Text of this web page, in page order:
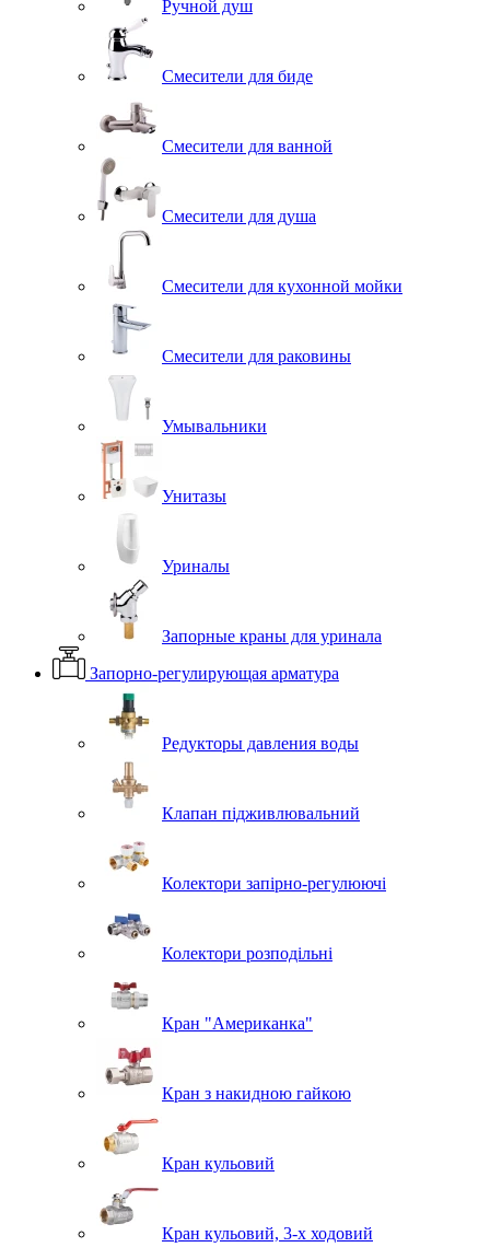
Ручной душ
Смесители для биде
Смесители для ванной
Смесители для душа
Смесители для кухонной мойки
Смесители для раковины
Умывальники
Унитазы
Уриналы
Запорные краны для уринала
Запорно-регулирующая арматура
Редукторы давления воды
Клапан підживлювальний
Колектори запірно-регулюючі
Колектори розподільні
Кран "Американка"
Кран з накидною гайкою
Кран кульовий
Кран кульовий, 3-х ходовий